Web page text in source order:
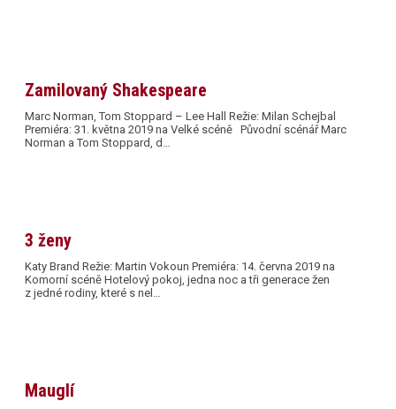
Zamilovaný Shakespeare
Marc Norman, Tom Stoppard – Lee Hall Režie: Milan Schejbal
Premiéra: 31. května 2019 na Velké scéně Původní scénář Marc
Norman a Tom Stoppard, d…
3 ženy
Katy Brand Režie: Martin Vokoun Premiéra: 14. června 2019 na
Komorní scéně Hotelový pokoj, jedna noc a tři generace žen
z jedné rodiny, které s nel…
Mauglí